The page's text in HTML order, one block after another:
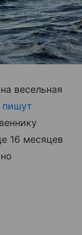
весельная
пишут
16 месяцев